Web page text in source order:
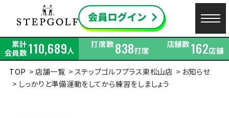
累計
会員数110,689人
打席数838打席
店舗数162店舗
TOP
店舗一覧 ステップゴルフプラス東松山店
お知らせ
しっかりと準備運動をしてから練習をしましょう